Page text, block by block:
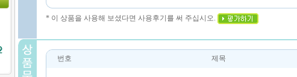
* 이 상품을 사용해 보셨다면 사용후기를 써 주십시오.
번호 제목